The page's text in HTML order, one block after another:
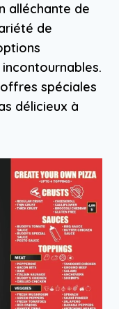
alléchante de
de
spéciales
délicieux à